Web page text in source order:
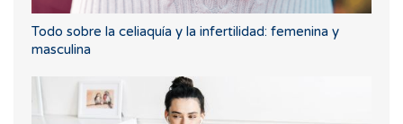
Todo sobre la celiaquía y la infertilidad: femenina y
masculina